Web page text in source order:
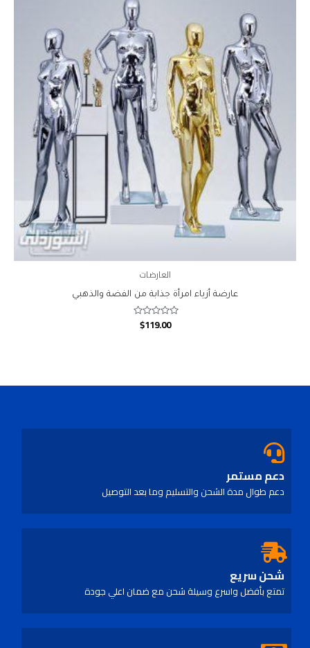
العارضات
عارضة أزياء امرأة جذابة من الفضة والذهبي
Rated
$119.00
دعم مستمر
دعم طوال مدة الشحن والتسليم وما بعد التوصيل
شحن سريع
تمتع بأفضل واسرع وسيلة شحن مع ضمان اعلي جودة